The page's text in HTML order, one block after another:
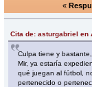
«
Cita de: asturgabriel en
Culpa tiene y
Mir, ya estaría
qué juegan al fútbol,
pertenecido o